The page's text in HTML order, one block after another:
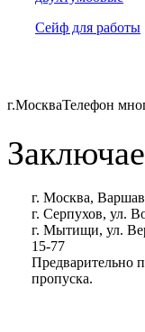
Сейф для работы
г.МоскваТелефон
г. Москва,
г. Серпухов, ул.
г. Мытищи, ул.
15-77
Предварительно
пропуска.